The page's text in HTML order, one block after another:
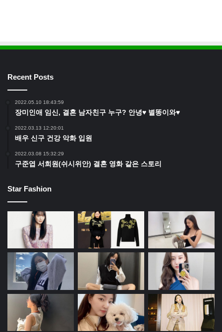
Recent Posts
2022.05.10 18:43:59
장미인애 임신, 결혼 남자친구 누구? 안녕♥ 별똥이와♥
2022.03.13 12:20:01
배우 신구 건강 악화 입원
2022.03.08 15:32:29
구준엽 서희원(쉬시위안) 결혼 영화 같은 스토리
Star Fashion